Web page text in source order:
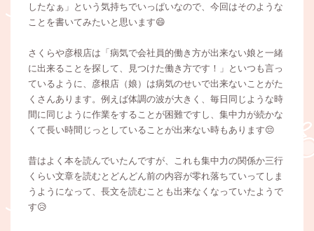
したなぁ」という気持ちでいっぱいなので、今回はそのような
ことを書いてみたいと思います😄
さくらや彦根店は「病気で会社員的働き方が出来ない娘と一緒
に出来ることを探して、見つけた働き方です！」といつも言っ
ているように、彦根店（娘）は病気のせいで出来ないことがた
くさんあります。例えば体調の波が大きく、毎日同じような時
間に同じように作業をすることが困難ですし、集中力が続かな
くて長い時間じっとしていることが出来ない時もあります😔
昔はよく本を読んでいたんですが、これも集中力の関係か三行
くらい文章を読むとどんどん前の内容が零れ落ちていってしま
うようになって、長文を読むことも出来なくなっていたようで
す😥